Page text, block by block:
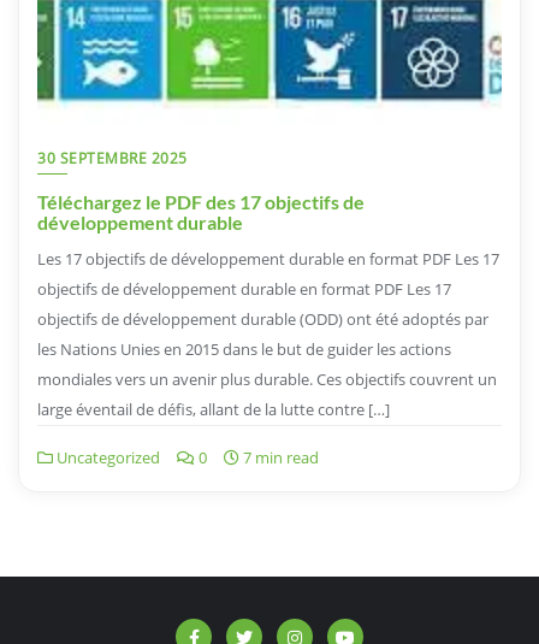
30 SEPTEMBRE 2025
Téléchargez le PDF des 17 objectifs de
développement durable
Les 17 objectifs de développement durable en format PDF Les 17
objectifs de développement durable en format PDF Les 17
objectifs de développement durable (ODD) ont été adoptés par
les Nations Unies en 2015 dans le but de guider les actions
mondiales vers un avenir plus durable. Ces objectifs couvrent un
large éventail de défis, allant de la lutte contre […]
Uncategorized 0 7 min read